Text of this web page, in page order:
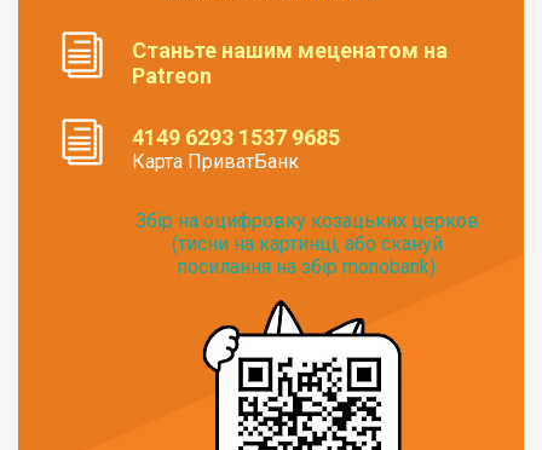
Станьте нашим меценатом на
Patreon
4149 6293 1537 9685
Карта ПриватБанк
Збір на оцифровку козацьких церков
(тисни на картинці, або скануй
посилання на збір monobank):